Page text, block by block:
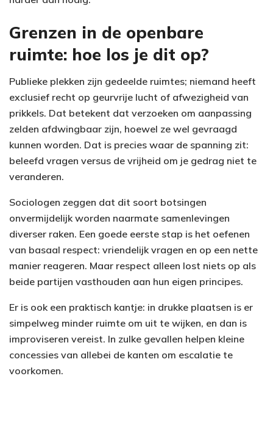
Grenzen in de openbare
ruimte: hoe los je dit op?
Publieke plekken zijn gedeelde ruimtes; niemand heeft
exclusief recht op geurvrije lucht of afwezigheid van
prikkels. Dat betekent dat verzoeken om aanpassing
zelden afdwingbaar zijn, hoewel ze wel gevraagd
kunnen worden. Dat is precies waar de spanning zit:
beleefd vragen versus de vrijheid om je gedrag niet te
veranderen.
Sociologen zeggen dat dit soort botsingen
onvermijdelijk worden naarmate samenlevingen
diverser raken. Een goede eerste stap is het oefenen
van basaal respect: vriendelijk vragen en op een nette
manier reageren. Maar respect alleen lost niets op als
beide partijen vasthouden aan hun eigen principes.
Er is ook een praktisch kantje: in drukke plaatsen is er
simpelweg minder ruimte om uit te wijken, en dan is
improviseren vereist. In zulke gevallen helpen kleine
concessies van allebei de kanten om escalatie te
voorkomen.